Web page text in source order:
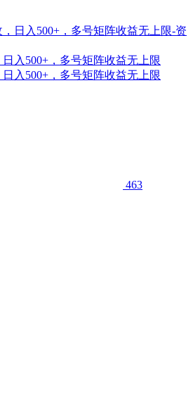
入500+，多号矩阵收益无上限
入500+，多号矩阵收益无上限
463